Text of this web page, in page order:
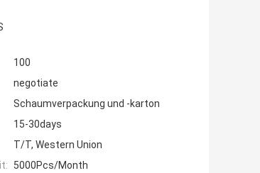
100
negotiate
Schaumverpackung und -karton
15-30days
T/T, Western Union
5000Pcs/Month